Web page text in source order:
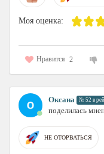
Моя оценка:
Нравится 2
Оксана № 52 в
поделилась
НЕ ОТОРВАТЬСЯ